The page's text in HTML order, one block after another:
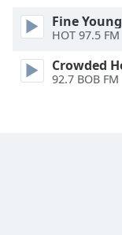
Area
Background
Fine
HOT 97.5 FM
Crowded
92.7 BOB FM